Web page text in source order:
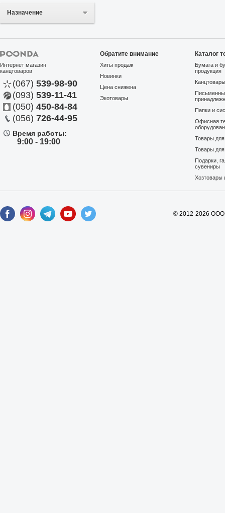
Назначение
Интернет магазин
канцтоваров
(067) 539-98-90
(093) 539-11-41
(050) 450-84-84
(056) 726-44-95
Время работы:
9:00 - 19:00
Обратите внимание
Хиты продаж
Новинки
Цена снижена
Экотовары
Каталог
Бумага и
продукция
Папки и
Офисная
Товары
Товары
Подарки,
сувениры
Хозтовары
© 2012-2026